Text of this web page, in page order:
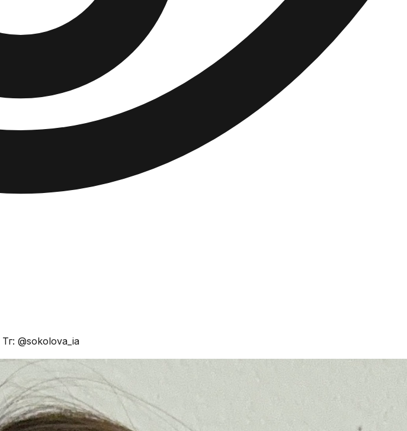
@sokolova_ia